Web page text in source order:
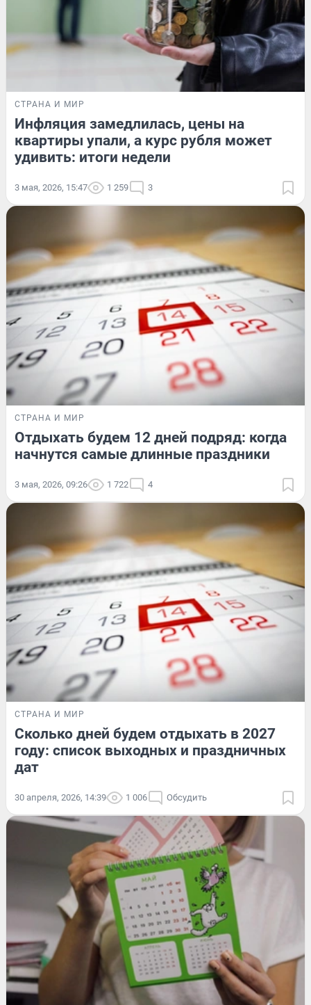
СТРАНА И МИР
Инфляция замедлилась, цены на
квартиры упали, а курс рубля может
удивить: итоги недели
3 мая, 2026, 15:47 1 259 3
СТРАНА И МИР
Отдыхать будем 12 дней подряд: когда
начнутся самые длинные праздники
3 мая, 2026, 09:26 1 722 4
СТРАНА И МИР
Сколько дней будем отдыхать в 2027
году: список выходных и праздничных
дат
30 апреля, 2026, 14:39 1 006 Обсудить